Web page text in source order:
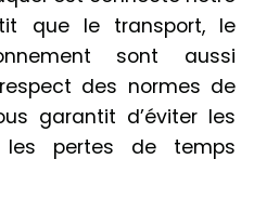
que le transport, le
sont aussi
des normes de
garantit d’éviter les
pertes de temps